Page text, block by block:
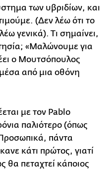
των υβριδίων, και
(Δεν λέω ότι το
γενικά). Τι σημαίνει,
«Μαλώνουμε για
ο Μουτσόπουλος
από μια οθόνη
με τον Pablo
παλιότερο (όπως
πάντα
κάτι πρώτος, γιατί
θα πεταχτεί κάποιος